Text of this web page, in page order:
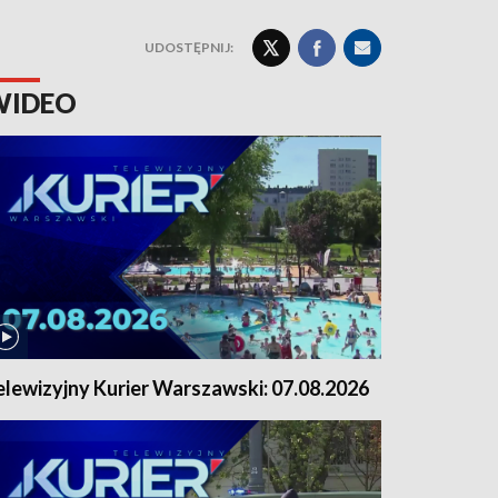
UDOSTĘPNIJ:
Kurier Warszawski: 07.08.2026